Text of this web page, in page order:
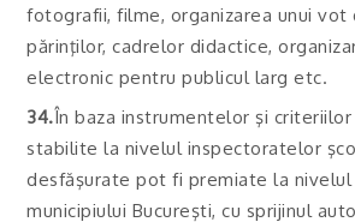
fotografii, filme, organizarea unui vot
părinţilor, cadrelor didactice,
electronic pentru publicul larg etc.
34.În baza instrumentelor şi
stabilite la nivelul inspectoratelor
desfăşurate pot fi premiate la
municipiului Bucureşti, cu sprijinul